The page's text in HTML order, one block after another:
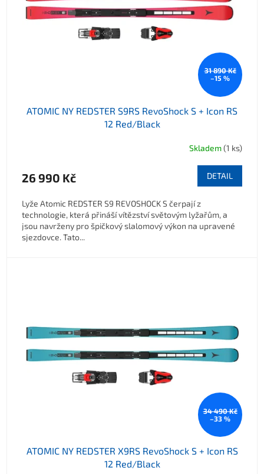
31 890 Kč
–15 %
ATOMIC NY REDSTER S9RS RevoShock S + Icon RS
12 Red/Black
Skladem(1 ks)
26 990 Kč DETAIL
Lyže Atomic REDSTER S9 REVOSHOCK S čerpají z
technologie, která přináší vítězství světovým lyžařům, a
jsou navrženy pro špičkový slalomový výkon na upravené
sjezdovce. Tato...
34 490 Kč
–33 %
ATOMIC NY REDSTER X9RS RevoShock S + Icon RS
12 Red/Black